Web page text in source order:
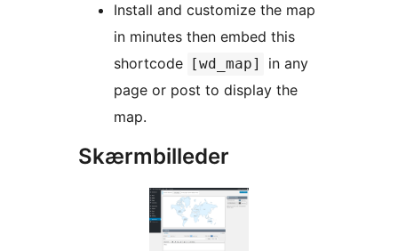
Install and customize the map
in minutes then embed this
shortcode
[wd_map]
in any
page or post to display the
map.
Skærmbilleder